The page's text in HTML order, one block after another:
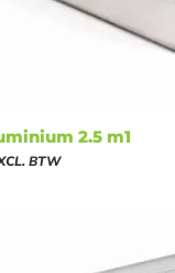
2.5 m1
BTW